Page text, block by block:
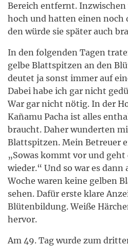
Bereich entfernt. Inzwischen
hoch und hatten einen noch
den würde sie später auch
In den folgenden Tagen
gelbe Blattspitzen an den
deutet ja sonst immer auf
Dabei habe ich gar nicht
War gar nicht nötig. In der
Kañamu Pacha ist alles
braucht. Daher wunderten
Blattspitzen. Mein Betreuer
„Sowas kommt vor und geht
wieder.“ Und so war es
Woche waren keine gelben
sehen. Dafür erste klare
Blütenbildung. Weiße
hervor.
Am 49. Tag wurde zum